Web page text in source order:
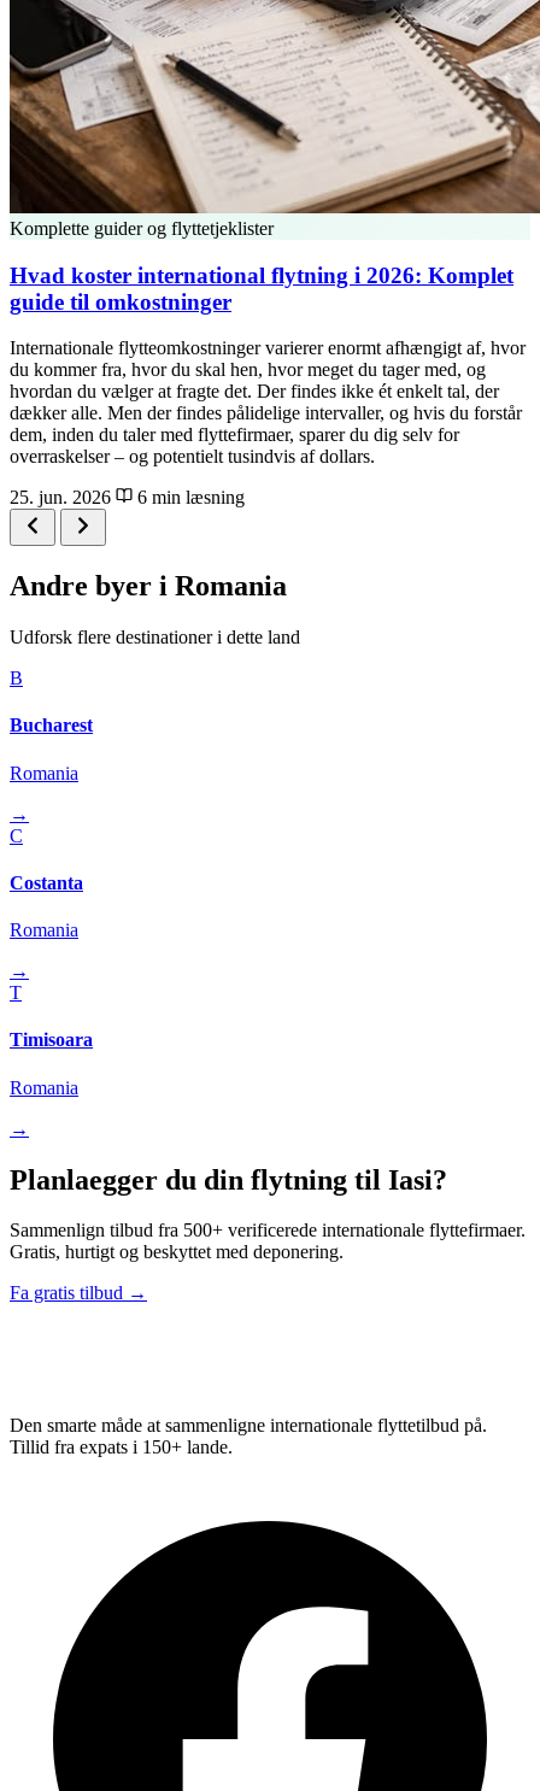
Komplette guider og flyttetjeklister
Hvad koster international flytning i 2026: Komplet
guide til omkostninger
Internationale flytteomkostninger varierer enormt afhængigt af, hvor
du kommer fra, hvor du skal hen, hvor meget du tager med, og
hvordan du vælger at fragte det. Der findes ikke ét enkelt tal, der
dækker alle. Men der findes pålidelige intervaller, og hvis du forstår
dem, inden du taler med flyttefirmaer, sparer du dig selv for
overraskelser – og potentielt tusindvis af dollars.
25. jun. 2026
6 min læsning
Andre byer i Romania
Udforsk flere destinationer i dette land
B
Bucharest
Romania
→
C
Costanta
Romania
→
T
Timisoara
Romania
→
Planlaegger du din flytning til Iasi?
Sammenlign tilbud fra 500+ verificerede internationale flyttefirmaer.
Gratis, hurtigt og beskyttet med deponering.
Fa gratis tilbud →
Den smarte måde at sammenligne internationale flyttetilbud på.
Tillid fra expats i 150+ lande.